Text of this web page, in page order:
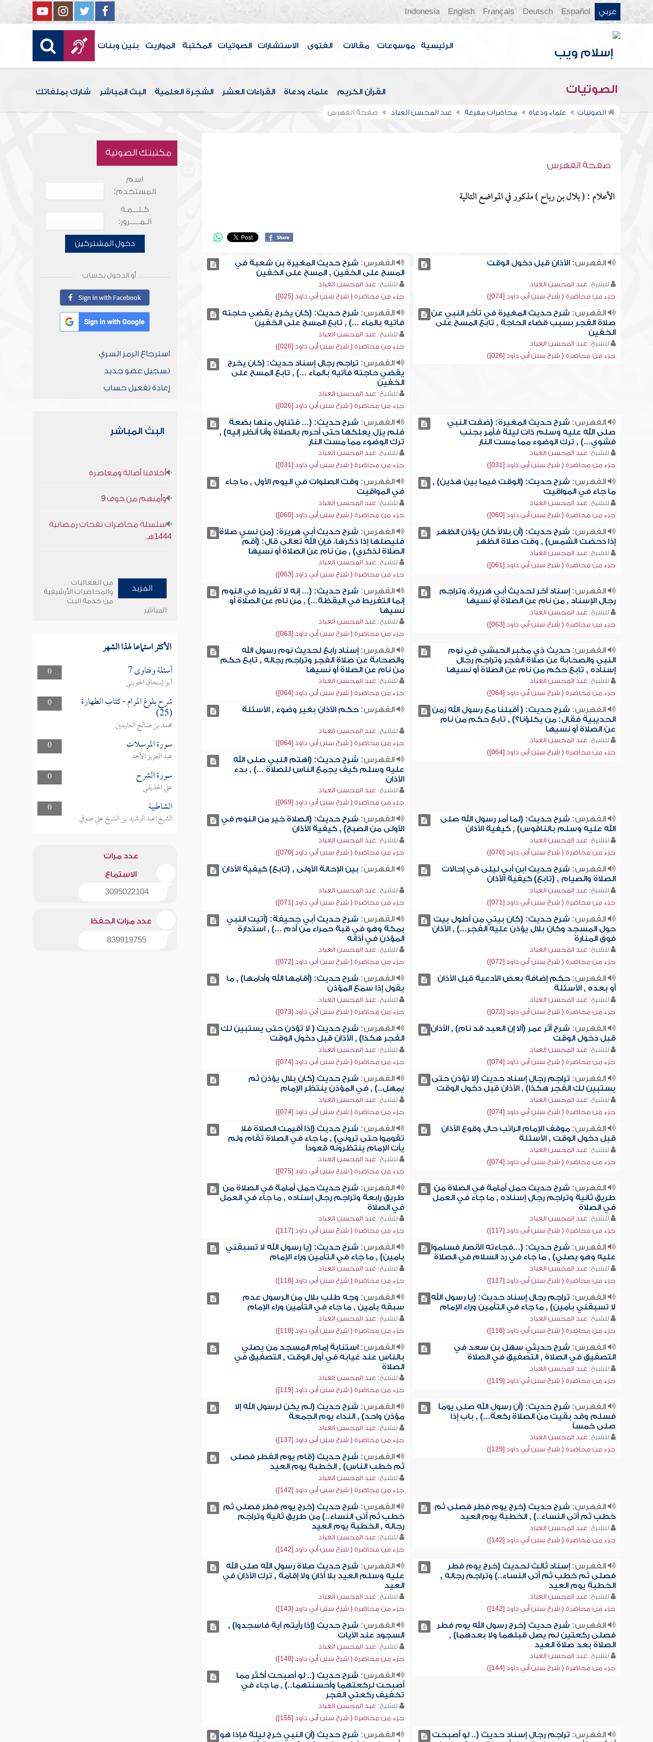
عربي Español
Deutsch
Français
English
Indonesia
الرئيسية موسوعات مقالات الفتوى الاستشارات الصوتيات المكتبة المواريث بنين وبنات
الصوتيات القرآن الكريم علماء ودعاة القراءات العشر الشجرة العلمية البث المباشر شارك بملفاتك
الصوتيات علماء ودعاة محاضرات مفرغة عبد المحسن العباد صفحة الفهرس
صفحة الفهرس
الأعلام : ( بلال بن رباح ) مذكور في المواضع التالية
الفهرس:الأذان قبل دخول الوقت
للشيخ: عبد المحسن العباد
جزء من محاضرة ( شرح سنن أبي داود [074])
الفهرس: شرح حديث المغيرة بن شعبة في
المسح على الخفين , المسح على الخفين
للشيخ: عبد المحسن العباد
جزء من محاضرة ( شرح سنن أبي داود [025])
الفهرس: شرح حديث المغيرة في تأخر النبي عن
صلاة الفجر بسبب قضاء الحاجة , تابع المسح على
الخفين
للشيخ: عبد المحسن العباد
جزء من محاضرة ( شرح سنن أبي داود [026])
الفهرس: شرح حديث: (كان يخرج يقضي حاجته
فآتيه بالماء ...) , تابع المسح على الخفين
للشيخ: عبد المحسن العباد
جزء من محاضرة ( شرح سنن أبي داود [026])
الفهرس: تراجم رجال إسناد حديث: (كان يخرج
يقضي حاجته فآتيه بالماء ...) , تابع المسح على
الخفين
للشيخ: عبد المحسن العباد
جزء من محاضرة ( شرح سنن أبي داود [026])
الفهرس: شرح حديث المغيرة: (ضفت النبي
صلى الله عليه وسلم ذات ليلة فأمر بجنب
فشوي...) , ترك الوضوء مما مست النار
للشيخ: عبد المحسن العباد
جزء من محاضرة ( شرح سنن أبي داود [031])
الفهرس: شرح حديث: (... فتناول منها بضعة
فلم يزل يعلكها حتى أحرم بالصلاة وأنا أنظر إليه) ,
ترك الوضوء مما مست النار
للشيخ: عبد المحسن العباد
جزء من محاضرة ( شرح سنن أبي داود [031])
الفهرس: شرح حديث: (الوقت فيما بين هذين) ,
ما جاء في المواقيت
للشيخ: عبد المحسن العباد
جزء من محاضرة ( شرح سنن أبي داود [060])
الفهرس: وقت الصلوات في اليوم الأول , ما جاء
في المواقيت
للشيخ: عبد المحسن العباد
جزء من محاضرة ( شرح سنن أبي داود [060])
الفهرس: شرح حديث: (أن بلالاً كان يؤذن الظهر
إذا دحضت الشمس) , وقت صلاة الظهر
للشيخ: عبد المحسن العباد
جزء من محاضرة ( شرح سنن أبي داود [061])
الفهرس: شرح حديث أبي هريرة: (من نسي صلاة
فليصلها إذا ذكرها، فإن الله تعالى قال: (أقم
الصلاة لذكري) , من نام عن الصلاة أو نسيها
للشيخ: عبد المحسن العباد
جزء من محاضرة ( شرح سنن أبي داود [063])
الفهرس:إسناد آخر لحديث أبي هريرة، وتراجم
رجال الإسناد , من نام عن الصلاة أو نسيها
للشيخ: عبد المحسن العباد
جزء من محاضرة ( شرح سنن أبي داود [063])
الفهرس: شرح حديث: (... إنه لا تفريط في النوم
إنما التفريط في اليقظة...) , من نام عن الصلاة أو
نسيها
للشيخ: عبد المحسن العباد
جزء من محاضرة ( شرح سنن أبي داود [063])
الفهرس:حديث ذي مخبر الحبشي في نوم
النبي والصحابة عن صلاة الفجر وتراجم رجال
إسناده , تابع حكم من نام عن الصلاة أو نسيها
للشيخ: عبد المحسن العباد
جزء من محاضرة ( شرح سنن أبي داود [064])
الفهرس: إسناد رابع لحديث نوم رسول الله
والصحابة عن صلاة الفجر وتراجم رجاله , تابع حكم
من نام عن الصلاة أو نسيها
للشيخ: عبد المحسن العباد
جزء من محاضرة ( شرح سنن أبي داود [064])
الفهرس: شرح حديث: ( أقبلنا مع رسول الله زمن
الحديبية فقال: من يكلؤنا؟) , تابع حكم من نام
عن الصلاة أو نسيها
للشيخ: عبد المحسن العباد
جزء من محاضرة ( شرح سنن أبي داود [064])
الفهرس: حكم الأذان بغير وضوء , الأسئلة
للشيخ: عبد المحسن العباد
جزء من محاضرة ( شرح سنن أبي داود [064])
الفهرس: شرح حديث: (اهتم النبي صلى الله
عليه وسلم كيف يجمع الناس للصلاة ...) , بدء
الأذان
للشيخ: عبد المحسن العباد
جزء من محاضرة ( شرح سنن أبي داود [069])
الفهرس: شرح حديث: (لما أمر رسول الله صلى
الله عليه وسلم بالناقوس) , كيفية الأذان
للشيخ: عبد المحسن العباد
جزء من محاضرة ( شرح سنن أبي داود [070])
الفهرس: شرح حديث: (الصلاة خير من النوم في
الأولى من الصبح) , كيفية الأذان
للشيخ: عبد المحسن العباد
جزء من محاضرة ( شرح سنن أبي داود [070])
الفهرس: شرح حديث ابن أبي ليلى في إحالات
الصلاة والصيام , (تابع) كيفية الأذان
للشيخ: عبد المحسن العباد
جزء من محاضرة ( شرح سنن أبي داود [071])
الفهرس: بين الإحالة الأولى , (تابع) كيفية الأذان
للشيخ: عبد المحسن العباد
جزء من محاضرة ( شرح سنن أبي داود [071])
الفهرس: شرح حديث: (كان بيتي من أطول بيت
حول المسجد وكان بلال يؤذن عليه الفجر...) , الأذان
فوق المنارة
للشيخ: عبد المحسن العباد
جزء من محاضرة ( شرح سنن أبي داود [072])
الفهرس: شرح حديث أبي جحيفة: (أتيت النبي
بمكة وهو في قبة حمراء من أدم ...) , استدارة
المؤذن في أذانه
للشيخ: عبد المحسن العباد
جزء من محاضرة ( شرح سنن أبي داود [072])
الفهرس:حكم إضافة بعض الأدعية قبل الأذان
أو بعده , الأسئلة
للشيخ: عبد المحسن العباد
جزء من محاضرة ( شرح سنن أبي داود [072])
الفهرس: شرح حديث: (أقامها الله وأدامها) , ما
يقول إذا سمع المؤذن
للشيخ: عبد المحسن العباد
جزء من محاضرة ( شرح سنن أبي داود [073])
الفهرس: شرح أثر عمر (ألا إن العبد قد نام) , الأذان
قبل دخول الوقت
للشيخ: عبد المحسن العباد
جزء من محاضرة ( شرح سنن أبي داود [074])
الفهرس: شرح حديث ( لا تؤذن حتى يستبين لك
الفجر هكذا) , الأذان قبل دخول الوقت
للشيخ: عبد المحسن العباد
جزء من محاضرة ( شرح سنن أبي داود [074])
الفهرس: تراجم رجال إسناد حديث (لا تؤذن حتى
يستبين لك الفجر هكذا) , الأذان قبل دخول الوقت
للشيخ: عبد المحسن العباد
جزء من محاضرة ( شرح سنن أبي داود [074])
الفهرس: شرح حديث (كان بلال يؤذن ثم
يمهل..) , في المؤذن ينتظر الإمام
للشيخ: عبد المحسن العباد
جزء من محاضرة ( شرح سنن أبي داود [074])
الفهرس:موقف الإمام الراتب حال وقوع الأذان
قبل دخول الوقت , الأسئلة
للشيخ: عبد المحسن العباد
جزء من محاضرة ( شرح سنن أبي داود [074])
الفهرس: شرح حديث (إذا أقيمت الصلاة فلا
تقوموا حتى تروني) , ما جاء في الصلاة تقام ولم
يأت الإمام ينتظرونه قعوداً
للشيخ: عبد المحسن العباد
جزء من محاضرة ( شرح سنن أبي داود [075])
الفهرس: شرح حديث حمل أمامة في الصلاة من
طريق ثانية وتراجم رجال إسناده , ما جاء في العمل
في الصلاة
للشيخ: عبد المحسن العباد
جزء من محاضرة ( شرح سنن أبي داود [117])
الفهرس: شرح حديث حمل أمامة في الصلاة من
طريق رابعة وتراجم رجال إسناده , ما جاء في العمل
في الصلاة
للشيخ: عبد المحسن العباد
جزء من محاضرة ( شرح سنن أبي داود [117])
الفهرس: شرح حديث: (...فجاءته الأنصار فسلموا
عليه وهو يصلي) , ما جاء في رد السلام في الصلاة
للشيخ: عبد المحسن العباد
جزء من محاضرة ( شرح سنن أبي داود [117])
الفهرس: شرح حديث: (يا رسول الله لا تسبقني
بآمين) , ما جاء في التأمين وراء الإمام
للشيخ: عبد المحسن العباد
جزء من محاضرة ( شرح سنن أبي داود [118])
الفهرس: تراجم رجال إسناد حديث: (يا رسول الله
لا تسبقني بآمين) , ما جاء في التأمين وراء الإمام
للشيخ: عبد المحسن العباد
جزء من محاضرة ( شرح سنن أبي داود [118])
الفهرس: وجه طلب بلال من الرسول عدم
سبقه بآمين , ما جاء في التأمين وراء الإمام
للشيخ: عبد المحسن العباد
جزء من محاضرة ( شرح سنن أبي داود [118])
الفهرس: شرح حديثي سهل بن سعد في
التصفيق في الصلاة , التصفيق في الصلاة
للشيخ: عبد المحسن العباد
جزء من محاضرة ( شرح سنن أبي داود [119])
الفهرس: استنابة إمام المسجد من يصلي
بالناس عند غيابه في أول الوقت , التصفيق في
الصلاة
للشيخ: عبد المحسن العباد
جزء من محاضرة ( شرح سنن أبي داود [119])
الفهرس: شرح حديث: (أن رسول الله صلى يوماً
فسلم وقد بقيت من الصلاة ركعة...) , باب إذا
صلى خمساً
للشيخ: عبد المحسن العباد
جزء من محاضرة ( شرح سنن أبي داود [129])
الفهرس: شرح حديث (لم يكن لرسول الله إلا
مؤذن واحد) , النداء يوم الجمعة
للشيخ: عبد المحسن العباد
جزء من محاضرة ( شرح سنن أبي داود [137])
الفهرس: شرح حديث (قام يوم الفطر فصلى
ثم خطب الناس) , الخطبة يوم العيد
للشيخ: عبد المحسن العباد
جزء من محاضرة ( شرح سنن أبي داود [142])
الفهرس: شرح حديث (خرج يوم فطر فصلى ثم
خطب ثم أتى النساء..) , الخطبة يوم العيد
للشيخ: عبد المحسن العباد
جزء من محاضرة ( شرح سنن أبي داود [142])
الفهرس: شرح حديث (خرج يوم فطر فصلى ثم
خطب ثم أتى النساء..) من طريق ثانية وتراجم
رجاله , الخطبة يوم العيد
للشيخ: عبد المحسن العباد
جزء من محاضرة ( شرح سنن أبي داود [142])
الفهرس:إسناد ثالث لحديث (خرج يوم فطر
فصلى ثم خطب ثم أتى النساء..) وتراجم رجاله ,
الخطبة يوم العيد
للشيخ: عبد المحسن العباد
جزء من محاضرة ( شرح سنن أبي داود [142])
الفهرس: شرح حديث صلاة رسول الله صلى الله
عليه وسلم العيد بلا أذان ولا إقامة , ترك الأذان في
العيد
للشيخ: عبد المحسن العباد
جزء من محاضرة ( شرح سنن أبي داود [143])
الفهرس: شرح حديث (خرج رسول الله يوم فطر
فصلى ركعتين لم يصل قبلهما ولا بعدهما) ,
الصلاة بعد صلاة العيد
للشيخ: عبد المحسن العباد
جزء من محاضرة ( شرح سنن أبي داود [144])
الفهرس: شرح حديث (إذا رأيتم آية فاسجدوا) ,
السجود عند الآيات
للشيخ: عبد المحسن العباد
جزء من محاضرة ( شرح سنن أبي داود [148])
الفهرس: شرح حديث (.. لو أصبحت أكثر مما
أصبحت لركعتهما وأحسنتهما..) , ما جاء في
تخفيف ركعتي الفجر
للشيخ: عبد المحسن العباد
جزء من محاضرة ( شرح سنن أبي داود [155])
الفهرس: تراجم رجال إسناد حديث (.. لو أصبحت
الفهرس: شرح حديث (أن النبي خرج ليلة فإذا هو
مكتبتك الصوتية
اسم
المستخدم:
كـلـــمـة
الـمـــــرور:
دخول المشتركين
أو الدخول بحساب
استرجاع الرمز السري
تسجيل عضو جديد
إعادة تفعيل حساب
البث المباشر
أخلاقنا أصالة ومعاصرة
وأمنهم من خوف 9
سلسلة محاضرات نفحات رمضانية
1444هـ
المزيد
من الفعاليات
والمحاضرات الأرشيفية
من خدمة البث
المباشر
الأكثر استماعا لهذا الشهر
0 أسئلة وفتاوى 7
أبو إسحاق الحويني
0
شرح بلوغ المرام - كتاب الطهارة
(25)
محمد بن صالح العثيمين
0
سورة المرسلات
عبد العزيز الأحمد
0
سورة الشرح
علي الحذيفي
0
الشاطبية
الشيخ:عبد الرشيد بن الشيخ علي صوفي
عدد مرات
الاستماع
3095022104
عدد مرات الحفظ
839919755